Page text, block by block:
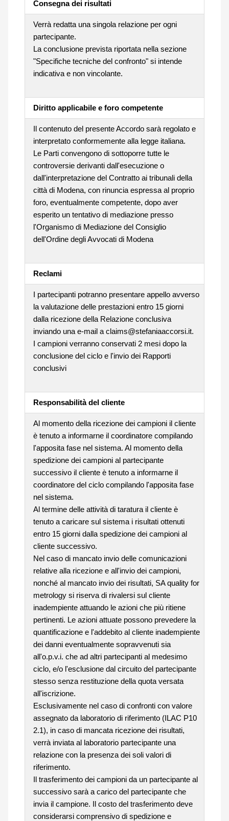
Consegna dei risultati
Verrà redatta una singola relazione per ogni
partecipante.
La conclusione prevista riportata nella sezione
"Specifiche tecniche del confronto" si intende
indicativa e non vincolante.
Diritto applicabile e foro competente
Il contenuto del presente Accordo sarà regolato e
interpretato conformemente alla legge italiana.
Le Parti convengono di sottoporre tutte le
controversie derivanti dall'esecuzione o
dall'interpretazione del Contratto ai tribunali della
città di Modena, con rinuncia espressa al proprio
foro, eventualmente competente, dopo aver
esperito un tentativo di mediazione presso
l'Organismo di Mediazione del Consiglio
dell'Ordine degli Avvocati di Modena
Reclami
I partecipanti potranno presentare appello avverso
la valutazione delle prestazioni entro 15 giorni
dalla ricezione della Relazione conclusiva
inviando una e-mail a claims@stefaniaaccorsi.it.
I campioni verranno conservati 2 mesi dopo la
conclusione del ciclo e l'invio dei Rapporti
conclusivi
Responsabilità del cliente
Al momento della ricezione dei campioni il cliente
è tenuto a informarne il coordinatore compilando
l'apposita fase nel sistema. Al momento della
spedizione dei campioni al partecipante
successivo il cliente è tenuto a informarne il
coordinatore del ciclo compilando l'apposita fase
nel sistema.
Al termine delle attività di taratura il cliente è
tenuto a caricare sul sistema i risultati ottenuti
entro 15 giorni dalla spedizione dei campioni al
cliente successivo.
Nel caso di mancato invio delle comunicazioni
relative alla ricezione e all'invio dei campioni,
nonché al mancato invio dei risultati, SA quality for
metrology si riserva di rivalersi sul cliente
inadempiente attuando le azioni che più ritiene
pertinenti. Le azioni attuate possono prevedere la
quantificazione e l'addebito al cliente inadempiente
dei danni eventualmente sopravvenuti sia
all'o.p.v.i. che ad altri partecipanti al medesimo
ciclo, e/o l'esclusione dal circuito del partecipante
stesso senza restituzione della quota versata
all'iscrizione.
Esclusivamente nel caso di confronti con valore
assegnato da laboratorio di riferimento (ILAC P10
2.1), in caso di mancata ricezione dei risultati,
verrà inviata al laboratorio partecipante una
relazione con la presenza dei soli valori di
riferimento.
Il trasferimento dei campioni da un partecipante al
successivo sarà a carico del partecipante che
invia il campione. Il costo del trasferimento deve
considerarsi comprensivo di spedizione e